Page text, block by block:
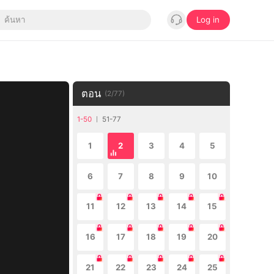
Log in
ตอน (2/77)
1-50 51-77
1 2 3 4 5
6 7 8 9 10
11 12 13 14 15
16 17 18 19 20
21 22 23 24 25